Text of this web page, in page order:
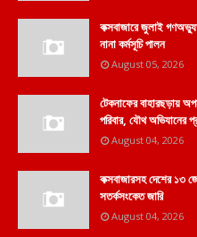
কক্সবাজারে জুলাই
নানা কর্মসূচি পালন
August 05, 2026
টেকনাফের বাহারছড়ায়
পরিবার, যৌথ অভিযানের
August 04, 2026
কক্সবাজারসহ দেশের ১৩
সতর্কসংকেত জারি
August 04, 2026